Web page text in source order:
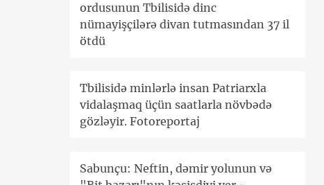
ordusunun Tbilisidə dinc
nümayişçilərə divan tutmasından 37 il
ötdü
Tbilisidə minlərlə insan Patriarxla
vidalaşmaq üçün saatlarla növbədə
gözləyir. Fotoreportaj
Sabunçu: Neftin, dəmir yolunun və